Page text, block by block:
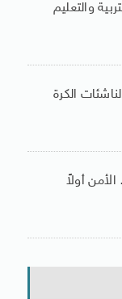
والتعليم
الكرة
أولاً